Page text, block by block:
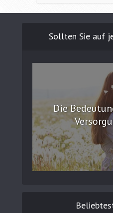
Sollten Sie auf
Die